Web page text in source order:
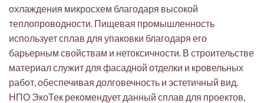
охлаждения микросхем благодаря высокой
теплопроводности. Пищевая промышленность
использует сплав для упаковки благодаря его
барьерным свойствам и нетоксичности. В строительстве
материал служит для фасадной отделки и кровельных
работ, обеспечивая долговечность и эстетичный вид.
НПО ЭкоТек рекомендует данный сплав для проектов,